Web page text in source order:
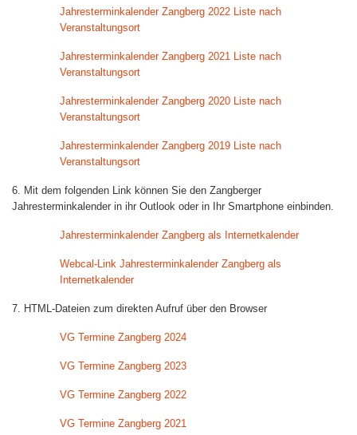
Jahresterminkalender Zangberg 2022 Liste nach
Veranstaltungsort
Jahresterminkalender Zangberg 2021 Liste nach
Veranstaltungsort
Jahresterminkalender Zangberg 2020 Liste nach
Veranstaltungsort
Jahresterminkalender Zangberg 2019 Liste nach
Veranstaltungsort
6. Mit dem folgenden Link können Sie den Zangberger
Jahresterminkalender in ihr Outlook oder in Ihr Smartphone einbinden.
Jahresterminkalender Zangberg als Internetkalender
Webcal-Link Jahresterminkalender Zangberg als
Internetkalender
7. HTML-Dateien zum direkten Aufruf über den Browser
VG Termine Zangberg 2024
VG Termine Zangberg 2023
VG Termine Zangberg 2022
VG Termine Zangberg 2021